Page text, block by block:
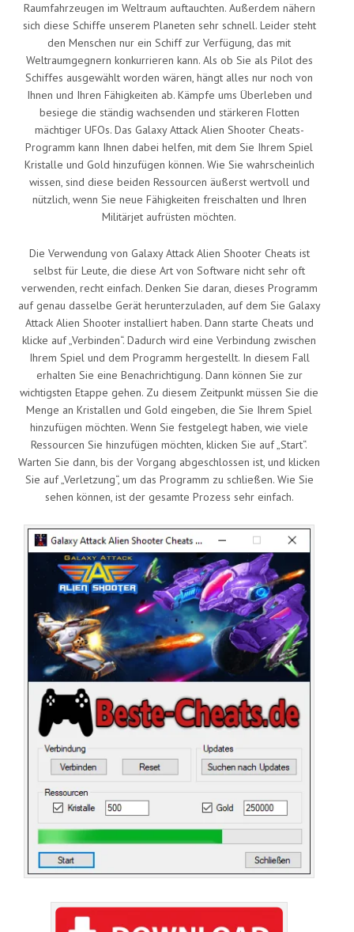
Raumfahrzeugen im Weltraum auftauchten. Außerdem nähern
sich diese Schiffe unserem Planeten sehr schnell. Leider steht
den Menschen nur ein Schiff zur Verfügung, das mit
Weltraumgegnern konkurrieren kann. Als ob Sie als Pilot des
Schiffes ausgewählt worden wären, hängt alles nur noch von
Ihnen und Ihren Fähigkeiten ab. Kämpfe ums Überleben und
besiege die ständig wachsenden und stärkeren Flotten
mächtiger UFOs. Das Galaxy Attack Alien Shooter Cheats-
Programm kann Ihnen dabei helfen, mit dem Sie Ihrem Spiel
Kristalle und Gold hinzufügen können. Wie Sie wahrscheinlich
wissen, sind diese beiden Ressourcen äußerst wertvoll und
nützlich, wenn Sie neue Fähigkeiten freischalten und Ihren
Militärjet aufrüsten möchten.
Die Verwendung von Galaxy Attack Alien Shooter Cheats ist
selbst für Leute, die diese Art von Software nicht sehr oft
verwenden, recht einfach. Denken Sie daran, dieses Programm
auf genau dasselbe Gerät herunterzuladen, auf dem Sie Galaxy
Attack Alien Shooter installiert haben. Dann starte Cheats und
klicke auf „Verbinden“. Dadurch wird eine Verbindung zwischen
Ihrem Spiel und dem Programm hergestellt. In diesem Fall
erhalten Sie eine Benachrichtigung. Dann können Sie zur
wichtigsten Etappe gehen. Zu diesem Zeitpunkt müssen Sie die
Menge an Kristallen und Gold eingeben, die Sie Ihrem Spiel
hinzufügen möchten. Wenn Sie festgelegt haben, wie viele
Ressourcen Sie hinzufügen möchten, klicken Sie auf „Start“.
Warten Sie dann, bis der Vorgang abgeschlossen ist, und klicken
Sie auf „Verletzung“, um das Programm zu schließen. Wie Sie
sehen können, ist der gesamte Prozess sehr einfach.